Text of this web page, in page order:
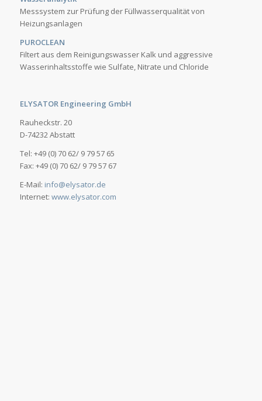
Messsystem zur Prüfung der Füllwasserqualität von
Heizungsanlagen
PUROCLEAN
Filtert aus dem Reinigungswasser Kalk und aggressive
Wasserinhaltsstoffe wie Sulfate, Nitrate und Chloride
ELYSATOR Engineering GmbH
Rauheckstr. 20
D-74232 Abstatt
Tel: +49 (0) 70 62/ 9 79 57 65
Fax: +49 (0) 70 62/ 9 79 57 67
E-Mail: info@elysator.de
Internet: www.elysator.com